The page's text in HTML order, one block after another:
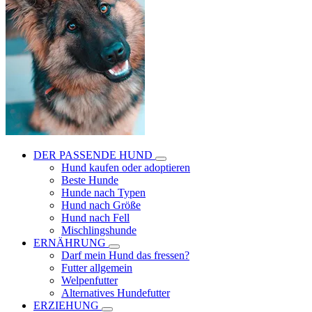
DER PASSENDE HUND
Hund kaufen oder adoptieren
Beste Hunde
Hunde nach Typen
Hund nach Größe
Hund nach Fell
Mischlingshunde
ERNÄHRUNG
Darf mein Hund das fressen?
Futter allgemein
Welpenfutter
Alternatives Hundefutter
ERZIEHUNG